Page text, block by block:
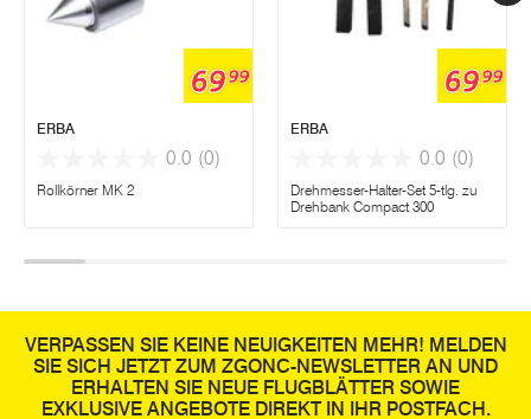
6999
ERBA
0.0 (0)
Rollkörner MK 2
6999
ERBA
0.0 (0)
Drehmesser-Halter-Set 5-tlg. zu
Drehbank Compact 300
VERPASSEN SIE KEINE NEUIGKEITEN MEHR! MELDEN
SIE SICH JETZT ZUM ZGONC-NEWSLETTER AN UND
ERHALTEN SIE NEUE FLUGBLÄTTER SOWIE
EXKLUSIVE ANGEBOTE DIREKT IN IHR POSTFACH.